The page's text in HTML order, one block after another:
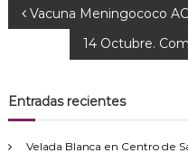
N
v
e
Vacuna Meningococo
14 Octubre.
Entradas recientes
Velada Blanca en Centro de